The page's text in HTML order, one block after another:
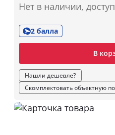
Нет в наличии,
2 балла
В
Нашли дешевле?